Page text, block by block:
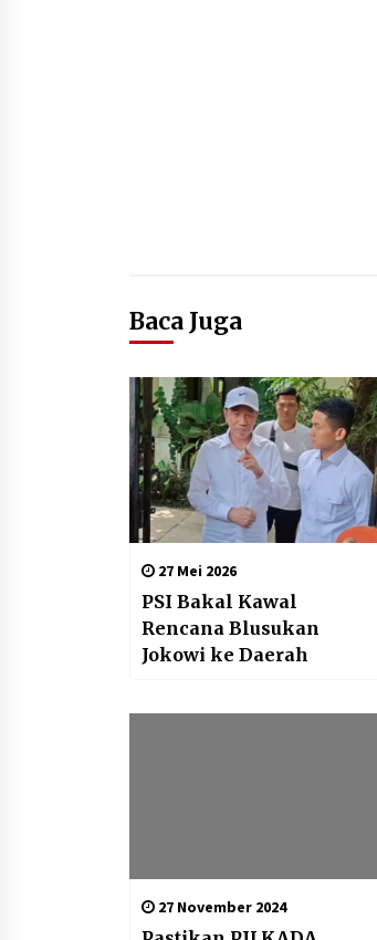
Baca Juga
27 Mei 2026
PSI Bakal Kawal
Rencana Blusukan
Jokowi ke Daerah
27 November 2024